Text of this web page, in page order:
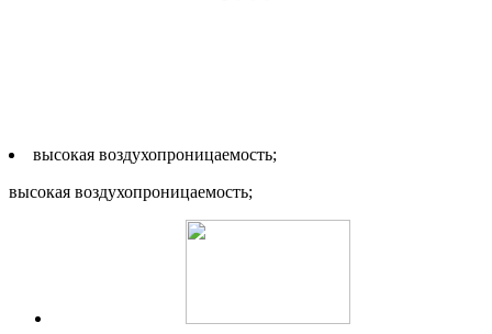
высокая воздухопроницаемость;
высокая воздухопроницаемость;